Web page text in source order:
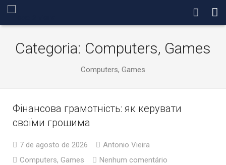
Contato
Categoria: Computers, Games
Computers, Games
Фінансова грамотність: як керувати
своїми грошима
7 de agosto de 2026
Antonio Vieira
Computers, Games
Nenhum comentário